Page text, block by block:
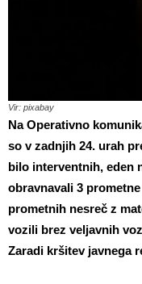
Vir: pixabay
Na Operativno
so v zadnjih 24. urah
bilo interventnih, eden
obravnavali 3
prometnih nesreč z
vozili brez veljavnih
Zaradi kršitev javnega